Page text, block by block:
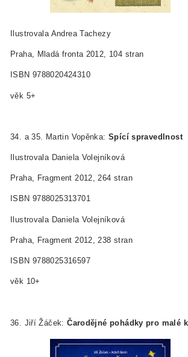
Ilustrovala Andrea Tachezy
Praha, Mladá fronta 2012, 104 stran
ISBN 978­80­204­2431­0
věk 5+
34. a 35. Martin Vopěnka: Spící
Ilustrovala Daniela Volejníková
Praha, Fragment 2012, 264 stran
ISBN 978­80­253­1370­1
Ilustrovala Daniela Volejníková
Praha, Fragment 2012, 238 stran
ISBN 978­80­253­1659­7
věk 10+
36. Jiří Žáček:Čarodějné pohádky pro malé